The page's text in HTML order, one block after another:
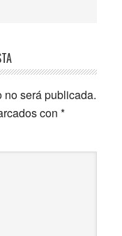
no será publicada.
con *